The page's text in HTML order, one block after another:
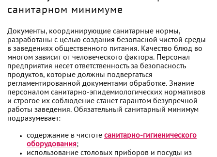
санитарном минимуме
Документы, координирующие санитарные нормы,
разработаны с целью создания безопасной чистой среды
в заведениях общественного питания. Качество блюд во
многом зависит от человеческого фактора. Персонал
предприятия несет ответственность за безопасность
продуктов, которые должны подвергаться
регламентированной документами обработке. Знание
персоналом санитарно-эпидемиологических нормативов
и строгое их соблюдение станет гарантом безупречной
работы заведения. Обязательный санитарный минимум
подразумевает:
содержание в чистоте санитарно-гигиенического
оборудования;
использование столовых приборов и посуды из